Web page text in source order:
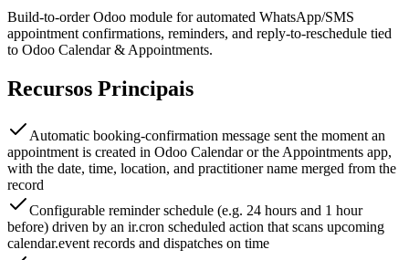
Build-to-order Odoo module for automated WhatsApp/SMS
appointment confirmations, reminders, and reply-to-reschedule tied
to Odoo Calendar & Appointments.
Recursos Principais
Automatic booking-confirmation message sent the moment an
appointment is created in Odoo Calendar or the Appointments app,
with the date, time, location, and practitioner name merged from the
record
Configurable reminder schedule (e.g. 24 hours and 1 hour
before) driven by an ir.cron scheduled action that scans upcoming
calendar.event records and dispatches on time